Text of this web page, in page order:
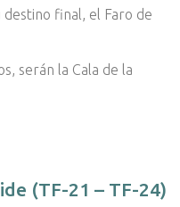
final, el Faro de
serán la Cala de la
(TF-21 – TF-24)